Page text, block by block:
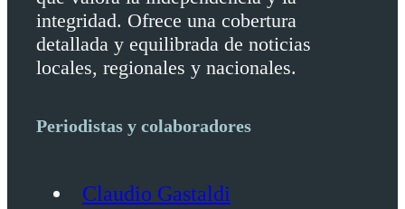
integridad. Ofrece una cobertura
detallada y equilibrada de noticias
locales, regionales y nacionales.
Periodistas y colaboradores
Claudio Gastaldi